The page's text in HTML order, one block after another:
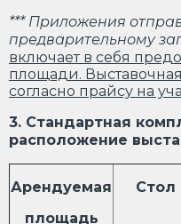
*** Приложения
предварительному
включает в себя
площади.
согласно прайсу на
3. Стандартная
расположение
Арендуемая
площадь
Стол